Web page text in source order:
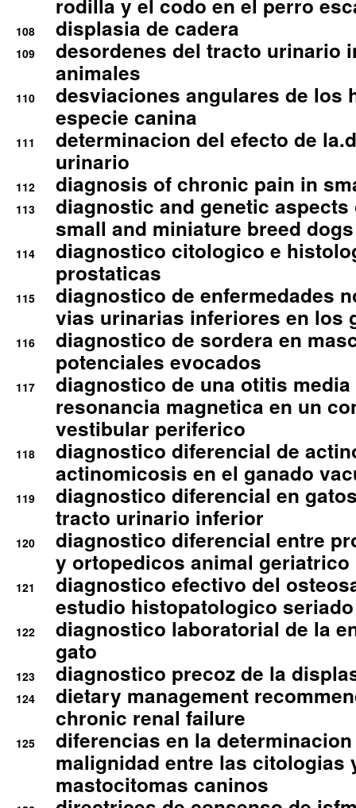
rodilla y el codo en el perro
108 displasia de cadera
109
desordenes del tracto urinario
animales
110
desviaciones angulares de los
especie canina
111
determinacion del efecto de
urinario
112 diagnosis of chronic pain in
113
diagnostic and genetic
small and miniature breed
114
diagnostico citologico e
prostaticas
115
diagnostico de enfermedades
vias urinarias inferiores en los
116
diagnostico de sordera en
potenciales evocados
117
diagnostico de una otitis
resonancia magnetica en un
vestibular periferico
118
diagnostico diferencial de
actinomicosis en el ganado
119
diagnostico diferencial en
tracto urinario inferior
120
diagnostico diferencial entre
y ortopedicos animal geriatrico
121
diagnostico efectivo del
estudio histopatologico seriado
122
diagnostico laboratorial de la
gato
123 diagnostico precoz de la
124
dietary management
chronic renal failure
125
diferencias en la
malignidad entre las citologias
mastocitomas caninos